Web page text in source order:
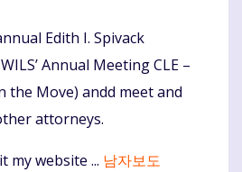
Edith I. Spivack
Annual Meeting CLE –
the Move) andd meet and
attorneys.
my website ... 남자보도